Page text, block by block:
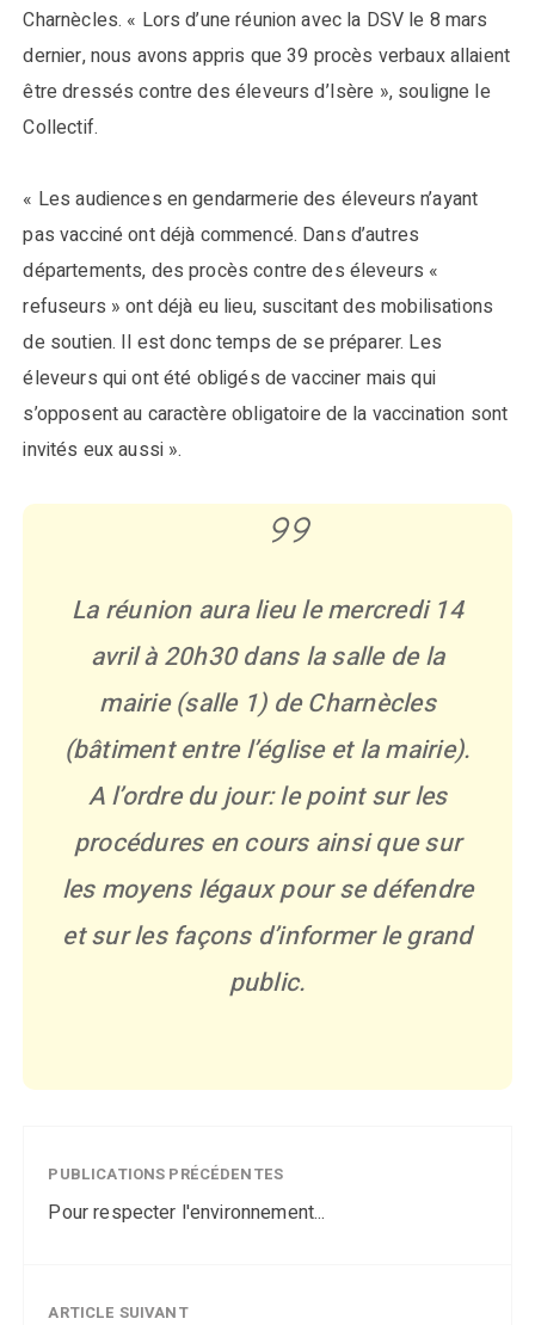
Charnècles. « Lors d’une réunion avec la DSV le 8 mars
dernier, nous avons appris que 39 procès verbaux allaient
être dressés contre des éleveurs d’Isère », souligne le
Collectif.
« Les audiences en gendarmerie des éleveurs n’ayant
pas vacciné ont déjà commencé. Dans d’autres
départements, des procès contre des éleveurs «
refuseurs » ont déjà eu lieu, suscitant des mobilisations
de soutien. Il est donc temps de se préparer. Les
éleveurs qui ont été obligés de vacciner mais qui
s’opposent au caractère obligatoire de la vaccination sont
invités eux aussi ».
La réunion aura lieu le mercredi 14
avril à 20h30 dans la salle de la
mairie (salle 1) de Charnècles
(bâtiment entre l’église et la mairie).
A l’ordre du jour: le point sur les
procédures en cours ainsi que sur
les moyens légaux pour se défendre
et sur les façons d’informer le grand
public.
PUBLICATIONS PRÉCÉDENTES
Pour respecter l'environnement...
ARTICLE SUIVANT